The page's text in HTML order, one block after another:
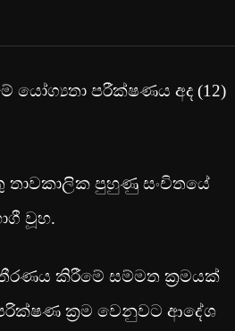
යෝග්‍යතා පරීක්ෂණය අද (12)
තාවකාලික පුහුණු සංචිතයේ
වූහ.
කිරීමේ සම්මත ක්‍රමයක්
ක්‍රම වෙනුවට ආදේශ